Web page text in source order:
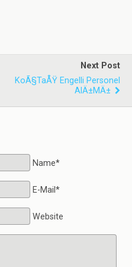
Next Post
KoÃ§taÅŸ Engelli Personel
AlÄ±mÄ±
Name*
E-Mail*
Website